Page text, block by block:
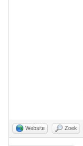
Website Zoek